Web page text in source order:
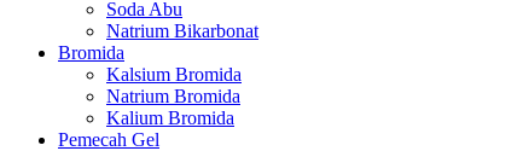
Soda Abu
Natrium Bikarbonat
Bromida
Kalsium Bromida
Natrium Bromida
Kalium Bromida
Pemecah Gel